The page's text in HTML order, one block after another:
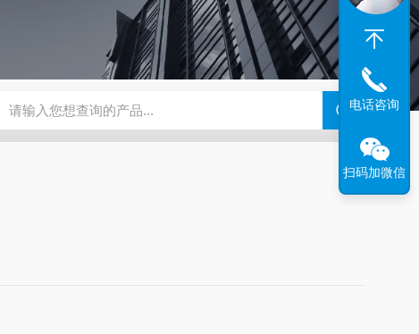
干燥箱，烘箱控温范围300℃ DHG-9070B（70
电话咨询
扫码加微信